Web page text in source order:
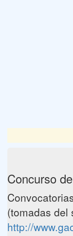
Concurso
(tomadas del
http://